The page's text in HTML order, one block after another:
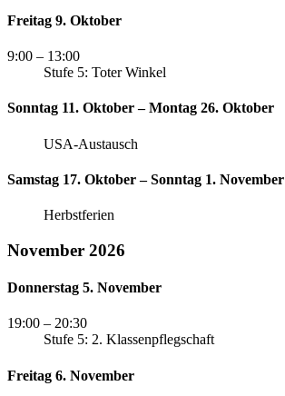
Freitag 9. Oktober
9:00 – 13:00
Stufe 5: Toter Winkel
Sonntag 11. Oktober – Montag 26. Oktober
USA-Austausch
Samstag 17. Oktober – Sonntag 1. November
Herbstferien
November 2026
Donnerstag 5. November
19:00 – 20:30
Stufe 5: 2. Klassenpflegschaft
Freitag 6. November